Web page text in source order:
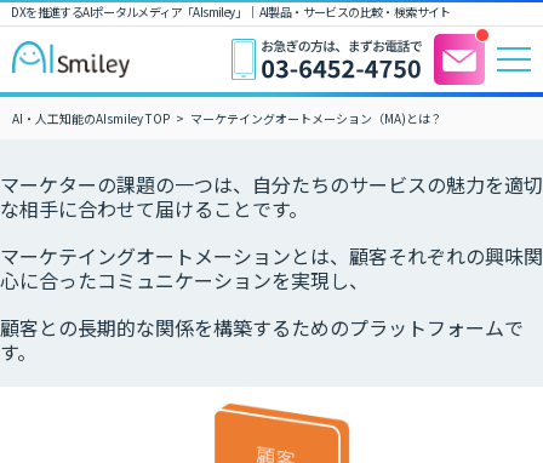
DXを推進するAIポータルメディア「AIsmiley」｜ AI製品・サービスの比較・検索サイト
AI・人工知能のAIsmiley TOP マーケテイングオートメーション（MA)とは？
マーケターの課題の一つは、自分たちのサービスの魅力を適切
な相手に合わせて届けることです。
マーケテイングオートメーションとは、顧客それぞれの興味関
心に合ったコミュニケーションを実現し、
顧客との長期的な関係を構築するためのプラットフォームで
す。